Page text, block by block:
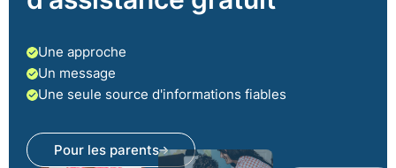
Une approche
Un message
Une seule source d'informations fiables
Pour les parents